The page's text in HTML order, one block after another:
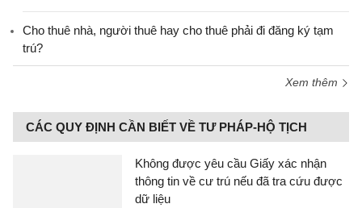
Cho thuê nhà, người thuê hay cho thuê phải đi đăng ký tạm
trú?
Xem thêm
CÁC QUY ĐỊNH CẦN BIẾT VỀ TƯ PHÁP-HỘ TỊCH
Không được yêu cầu Giấy xác nhận
thông tin về cư trú nếu đã tra cứu được
dữ liệu